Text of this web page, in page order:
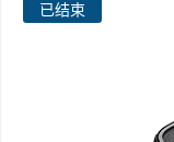
已结束